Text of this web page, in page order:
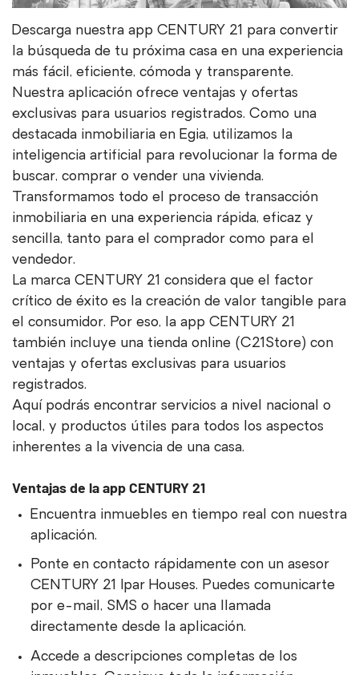
Descarga nuestra app CENTURY 21 para convertir
la búsqueda de tu próxima casa en una experiencia
más fácil, eficiente, cómoda y transparente.
Nuestra aplicación ofrece ventajas y ofertas
exclusivas para usuarios registrados. Como una
destacada inmobiliaria en Egia, utilizamos la
inteligencia artificial para revolucionar la forma de
buscar, comprar o vender una vivienda.
Transformamos todo el proceso de transacción
inmobiliaria en una experiencia rápida, eficaz y
sencilla, tanto para el comprador como para el
vendedor.
La marca CENTURY 21 considera que el factor
crítico de éxito es la creación de valor tangible para
el consumidor. Por eso, la app CENTURY 21
también incluye una tienda online (C21Store) con
ventajas y ofertas exclusivas para usuarios
registrados.
Aquí podrás encontrar servicios a nivel nacional o
local, y productos útiles para todos los aspectos
inherentes a la vivencia de una casa.
Ventajas de la app CENTURY 21
Encuentra inmuebles en tiempo real con nuestra
aplicación.
Ponte en contacto rápidamente con un asesor
CENTURY 21 Ipar Houses. Puedes comunicarte
por e-mail, SMS o hacer una llamada
directamente desde la aplicación.
Accede a descripciones completas de los